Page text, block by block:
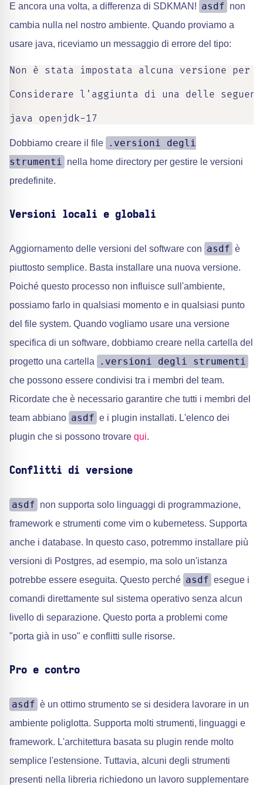
E ancora una volta, a differenza di SDKMAN! asdf non
cambia nulla nel nostro ambiente. Quando proviamo a
usare java, riceviamo un messaggio di errore del tipo:
Non è stata impostata alcuna versione per il
Considerare l'aggiunta di una delle
java openjdk-17
Dobbiamo creare il file
.versioni degli
strumenti nella home directory per gestire le versioni
predefinite.
Versioni locali e globali
Aggiornamento delle versioni del software con asdf è
piuttosto semplice. Basta installare una nuova versione.
Poiché questo processo non influisce sull'ambiente,
possiamo farlo in qualsiasi momento e in qualsiasi punto
del file system. Quando vogliamo usare una versione
specifica di un software, dobbiamo creare nella cartella del
progetto una cartella
.versioni degli strumenti
che possono essere condivisi tra i membri del team.
Ricordate che è necessario garantire che tutti i membri del
team abbiano asdf e i plugin installati. L'elenco dei
plugin che si possono trovare qui.
Conflitti di versione
asdf non supporta solo linguaggi di programmazione,
framework e strumenti come vim o kubernetess. Supporta
anche i database. In questo caso, potremmo installare più
versioni di Postgres, ad esempio, ma solo un'istanza
potrebbe essere eseguita. Questo perché asdf esegue i
comandi direttamente sul sistema operativo senza alcun
livello di separazione. Questo porta a problemi come
"porta già in uso" e conflitti sulle risorse.
Pro e contro
asdf è un ottimo strumento se si desidera lavorare in un
ambiente poliglotta. Supporta molti strumenti, linguaggi e
framework. L'architettura basata su plugin rende molto
semplice l'estensione. Tuttavia, alcuni degli strumenti
presenti nella libreria richiedono un lavoro supplementare